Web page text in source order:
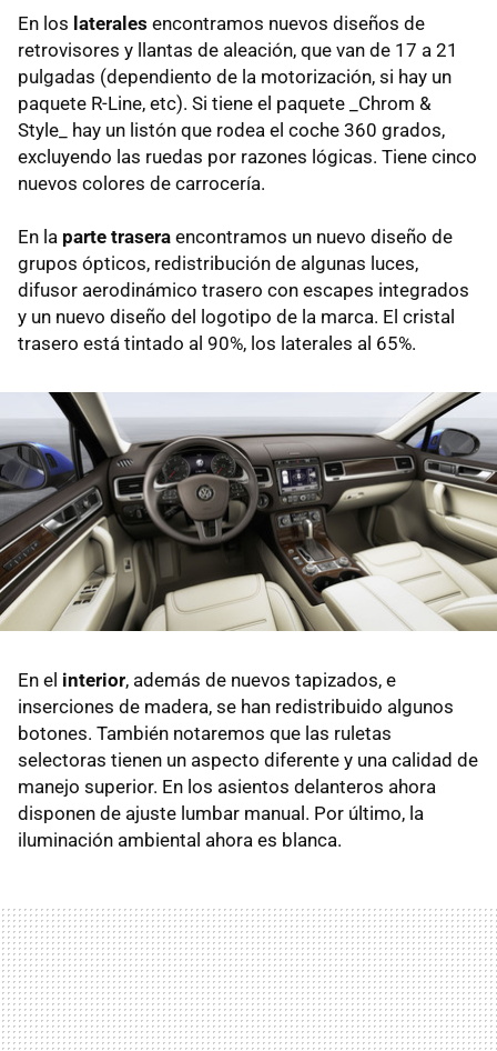
En los laterales encontramos nuevos diseños de
retrovisores y llantas de aleación, que van de 17 a 21
pulgadas (dependiento de la motorización, si hay un
paquete R-Line, etc). Si tiene el paquete _Chrom &
Style_ hay un listón que rodea el coche 360 grados,
excluyendo las ruedas por razones lógicas. Tiene cinco
nuevos colores de carrocería.
En la parte trasera encontramos un nuevo diseño de
grupos ópticos, redistribución de algunas luces,
difusor aerodinámico trasero con escapes integrados
y un nuevo diseño del logotipo de la marca. El cristal
trasero está tintado al 90%, los laterales al 65%.
En el interior, además de nuevos tapizados, e
inserciones de madera, se han redistribuido algunos
botones. También notaremos que las ruletas
selectoras tienen un aspecto diferente y una calidad de
manejo superior. En los asientos delanteros ahora
disponen de ajuste lumbar manual. Por último, la
iluminación ambiental ahora es blanca.